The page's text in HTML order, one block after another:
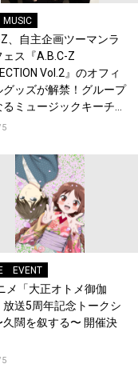
MUSIC
、自主企画ツーマンラ
ェス『A.B.C-Z
Vol.2』のオフィ
グッズが解禁！グループ
ミュージックキーチェ
場！
EVENT
メ「大正オトメ御伽
放送5周年記念トークシ
久闊を叙する〜 開催決